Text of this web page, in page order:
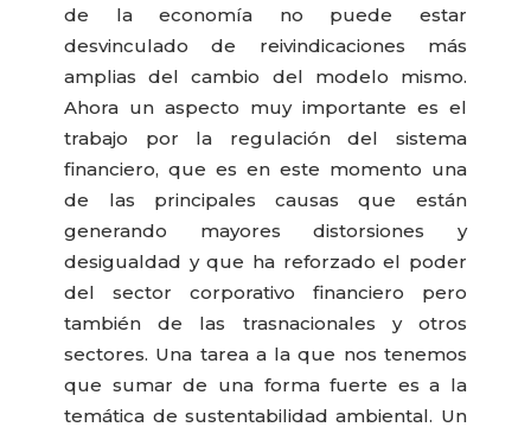
de la economía no puede estar
desvinculado de reivindicaciones más
amplias del cambio del modelo mismo.
Ahora un aspecto muy importante es el
trabajo por la regulación del sistema
financiero, que es en este momento una
de las principales causas que están
generando mayores distorsiones y
desigualdad y que ha reforzado el poder
del sector corporativo financiero pero
también de las trasnacionales y otros
sectores. Una tarea a la que nos tenemos
que sumar de una forma fuerte es a la
temática de sustentabilidad ambiental. Un